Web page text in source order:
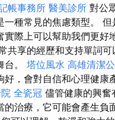
帳事務所 醫美診所 對公
一種常見的焦慮類型。 但
際上可以幫助我們更好
共享的經歷和支持單詞可
台。 塔位風水 高雄清潔
好，會對自信和心理健康
全瓷冠 儘管健康的興奮
的治療，它可能會產生負